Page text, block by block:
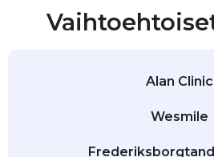
Alan Clinic
Wesmile